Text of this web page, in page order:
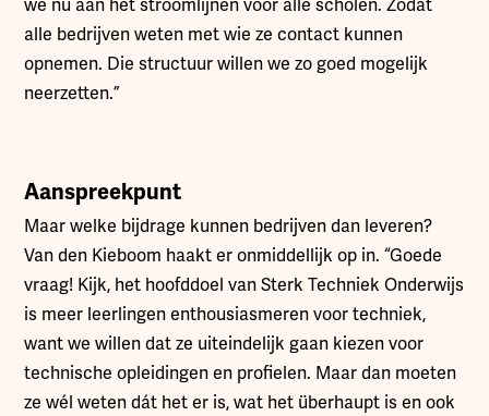
we nu aan het stroomlijnen voor alle scholen. Zodat
alle bedrijven weten met wie ze contact kunnen
opnemen. Die structuur willen we zo goed mogelijk
neerzetten.”
Aanspreekpunt
Maar welke bijdrage kunnen bedrijven dan leveren?
Van den Kieboom haakt er onmiddellijk op in. “Goede
vraag! Kijk, het hoofddoel van Sterk Techniek Onderwijs
is meer leerlingen enthousiasmeren voor techniek,
want we willen dat ze uiteindelijk gaan kiezen voor
technische opleidingen en profielen. Maar dan moeten
ze wél weten dát het er is, wat het überhaupt is en ook